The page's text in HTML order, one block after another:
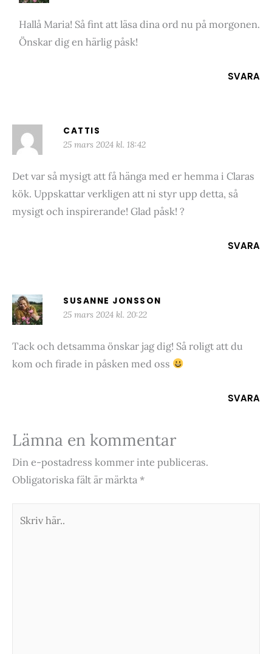
Hallå Maria! Så fint att läsa dina ord nu på morgonen.
Önskar dig en härlig påsk!
SVARA
CATTIS
25 mars 2024 kl. 18:42
Det var så mysigt att få hänga med er hemma i Claras
kök. Uppskattar verkligen att ni styr upp detta, så
mysigt och inspirerande! Glad påsk! ?
SVARA
SUSANNE JONSSON
25 mars 2024 kl. 20:22
Tack och detsamma önskar jag dig! Så roligt att du
kom och firade in påsken med oss
SVARA
Lämna en kommentar
Din e-postadress kommer inte publiceras.
Obligatoriska fält är märkta *
här..